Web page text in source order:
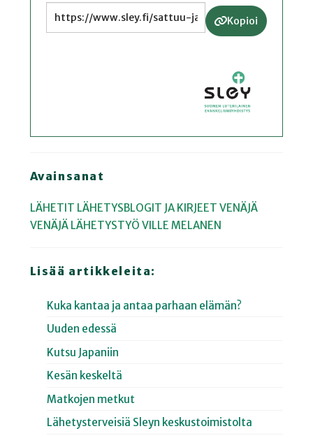
Kopioi
Avainsanat
LÄHETIT LÄHETYSBLOGIT JA KIRJEET VENÄJÄ
VENÄJÄ LÄHETYSTYÖ VILLE MELANEN
Lisää artikkeleita:
Kuka kantaa ja antaa parhaan elämän?
Uuden edessä
Kutsu Japaniin
Kesän keskeltä
Matkojen metkut
Lähetysterveisiä Sleyn keskustoimistolta